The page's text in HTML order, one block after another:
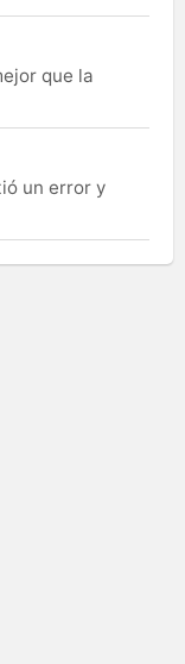
que la
un error y